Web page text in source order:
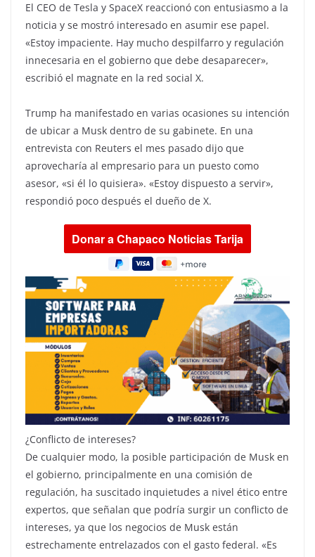
El CEO de Tesla y SpaceX reaccionó con entusiasmo a la
noticia y se mostró interesado en asumir ese papel.
«Estoy impaciente. Hay mucho despilfarro y regulación
innecesaria en el gobierno que debe desaparecer»,
escribió el magnate en la red social X.
Trump ha manifestado en varias ocasiones su intención
de ubicar a Musk dentro de su gabinete. En una
entrevista con Reuters el mes pasado dijo que
aprovecharía al empresario para un puesto como
asesor, «si él lo quisiera». «Estoy dispuesto a servir»,
respondió poco después el dueño de X.
¿Conflicto de intereses?
De cualquier modo, la posible participación de Musk en
el gobierno, principalmente en una comisión de
regulación, ha suscitado inquietudes a nivel ético entre
expertos, que señalan que podría surgir un conflicto de
intereses, ya que los negocios de Musk están
estrechamente entrelazados con el gasto federal. «Es